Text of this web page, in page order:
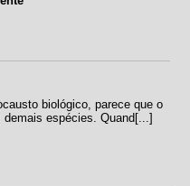
biológico, parece que o
espécies. Quand[...]